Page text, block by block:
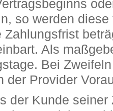
so werden
Zahlungsfrist
Als
Bei
der Provider
der Kunde